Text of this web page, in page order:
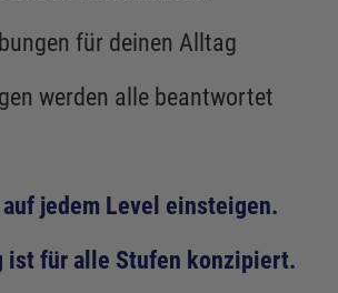
für deinen Alltag
werden alle beantwortet
jedem Level einsteigen.
ist für alle Stufen konzipiert.